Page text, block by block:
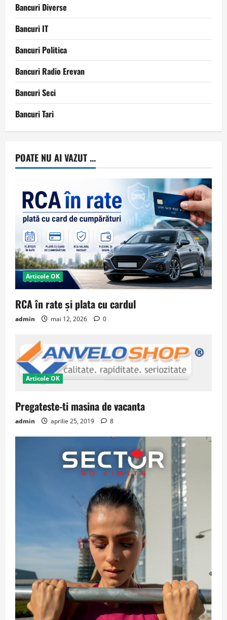
Bancuri Diverse
Bancuri IT
Bancuri Politica
Bancuri Radio Erevan
Bancuri Seci
Bancuri Tari
POATE NU AI VAZUT ...
Articole OK
RCA în rate și plata cu cardul
admin mai 12, 2026 0
Articole OK
Pregateste-ti masina de vacanta
admin aprilie 25, 2019 8